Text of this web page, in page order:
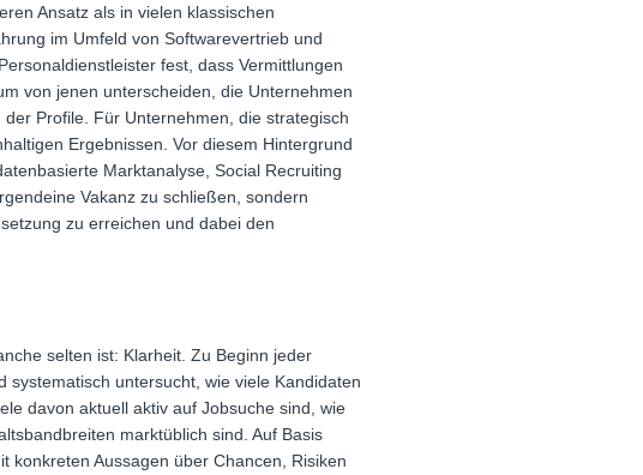
Ansatz als in vielen klassischen
im Umfeld von Softwarevertrieb und
fest, dass Vermittlungen
von jenen unterscheiden, die Unternehmen
Profile. Für Unternehmen, die strategisch
Ergebnissen. Vor diesem Hintergrund
Marktanalyse, Social Recruiting
Vakanz zu schließen, sondern
zu erreichen und dabei den
selten ist: Klarheit. Zu Beginn jeder
untersucht, wie viele Kandidaten
davon aktuell aktiv auf Jobsuche sind, wie
marktüblich sind. Auf Basis
konkreten Aussagen über Chancen, Risiken